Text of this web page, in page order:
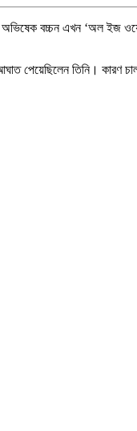
অভিষেক বচ্চন এখন ‘অল ইজ
পেয়েছিলেন তিনি। কারণ